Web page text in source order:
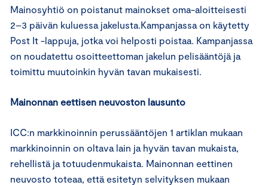
Mainosyhtiö on poistanut mainokset oma-aloitteisesti
2–3 päivän kuluessa jakelusta.Kampanjassa on käytetty
Post It -lappuja, jotka voi helposti poistaa. Kampanjassa
on noudatettu osoitteettoman jakelun pelisääntöjä ja
toimittu muutoinkin hyvän tavan mukaisesti.
Mainonnan eettisen neuvoston lausunto
ICC:n markkinoinnin perussääntöjen 1 artiklan mukaan
markkinoinnin on oltava lain ja hyvän tavan mukaista,
rehellistä ja totuudenmukaista. Mainonnan eettinen
neuvosto toteaa, että esitetyn selvityksen mukaan